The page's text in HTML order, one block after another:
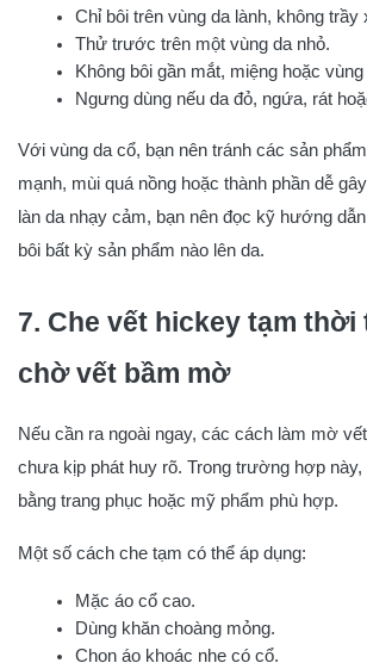
Chỉ bôi trên vùng da lành, không trầy
Thử trước trên một vùng da nhỏ.
Không bôi gần mắt, miệng hoặc
Ngưng dùng nếu da đỏ, ngứa, rát
Với vùng da cổ, bạn nên tránh các sản
mạnh, mùi quá nồng hoặc thành phần dễ
làn da nhạy cảm, bạn nên đọc kỹ hướng
bôi bất kỳ sản phẩm nào lên da.
7. Che vết hickey tạm thời
chờ vết bầm mờ
Nếu cần ra ngoài ngay, các cách làm mờ
chưa kịp phát huy rõ. Trong trường hợp này,
bằng trang phục hoặc mỹ phẩm phù hợp.
Một số cách che tạm có thể áp dụng:
Mặc áo cổ cao.
Dùng khăn choàng mỏng.
Chọn áo khoác nhẹ có cổ.